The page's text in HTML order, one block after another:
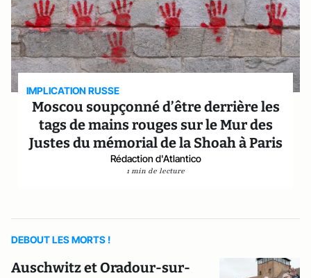
IMPLICATION RUSSE
Moscou soupçonné d’être derrière les
tags de mains rouges sur le Mur des
Justes du mémorial de la Shoah à Paris
Rédaction d'Atlantico
1 min de lecture
DEBOUT LES MORTS !
Auschwitz et Oradour-sur-